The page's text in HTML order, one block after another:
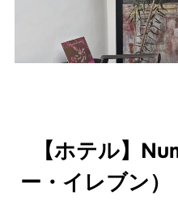
【ホテル】
ー・イレブン